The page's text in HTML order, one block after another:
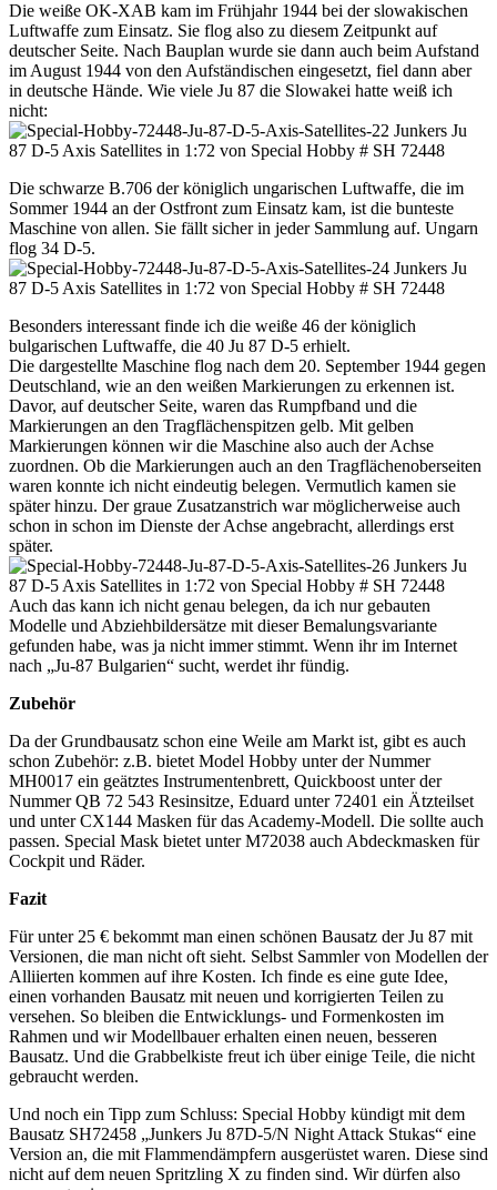
Die weiße OK-XAB kam im Frühjahr 1944 bei der slowakischen
Luftwaffe zum Einsatz. Sie flog also zu diesem Zeitpunkt auf
deutscher Seite. Nach Bauplan wurde sie dann auch beim Aufstand
im August 1944 von den Aufständischen eingesetzt, fiel dann aber
in deutsche Hände. Wie viele Ju 87 die Slowakei hatte weiß ich
nicht:
Die schwarze B.706 der königlich ungarischen Luftwaffe, die im
Sommer 1944 an der Ostfront zum Einsatz kam, ist die bunteste
Maschine von allen. Sie fällt sicher in jeder Sammlung auf. Ungarn
flog 34 D-5.
Besonders interessant finde ich die weiße 46 der königlich
bulgarischen Luftwaffe, die 40 Ju 87 D-5 erhielt.
Die dargestellte Maschine flog nach dem 20. September 1944 gegen
Deutschland, wie an den weißen Markierungen zu erkennen ist.
Davor, auf deutscher Seite, waren das Rumpfband und die
Markierungen an den Tragflächenspitzen gelb. Mit gelben
Markierungen können wir die Maschine also auch der Achse
zuordnen. Ob die Markierungen auch an den Tragflächenoberseiten
waren konnte ich nicht eindeutig belegen. Vermutlich kamen sie
später hinzu. Der graue Zusatzanstrich war möglicherweise auch
schon in schon im Dienste der Achse angebracht, allerdings erst
später.
Auch das kann ich nicht genau belegen, da ich nur gebauten
Modelle und Abziehbildersätze mit dieser Bemalungsvariante
gefunden habe, was ja nicht immer stimmt. Wenn ihr im Internet
nach „Ju-87 Bulgarien“ sucht, werdet ihr fündig.
Zubehör
Da der Grundbausatz schon eine Weile am Markt ist, gibt es auch
schon Zubehör: z.B. bietet Model Hobby unter der Nummer
MH0017 ein geätztes Instrumentenbrett, Quickboost unter der
Nummer QB 72 543 Resinsitze, Eduard unter 72401 ein Ätzteilset
und unter CX144 Masken für das Academy-Modell. Die sollte auch
passen. Special Mask bietet unter M72038 auch Abdeckmasken für
Cockpit und Räder.
Fazit
Für unter 25 € bekommt man einen schönen Bausatz der Ju 87 mit
Versionen, die man nicht oft sieht. Selbst Sammler von Modellen der
Alliierten kommen auf ihre Kosten. Ich finde es eine gute Idee,
einen vorhanden Bausatz mit neuen und korrigierten Teilen zu
versehen. So bleiben die Entwicklungs- und Formenkosten im
Rahmen und wir Modellbauer erhalten einen neuen, besseren
Bausatz. Und die Grabbelkiste freut ich über einige Teile, die nicht
gebraucht werden.
Und noch ein Tipp zum Schluss: Special Hobby kündigt mit dem
Bausatz SH72458 „Junkers Ju 87D-5/N Night Attack Stukas“ eine
Version an, die mit Flammendämpfern ausgerüstet waren. Diese sind
nicht auf dem neuen Spritzling X zu finden sind. Wir dürfen also